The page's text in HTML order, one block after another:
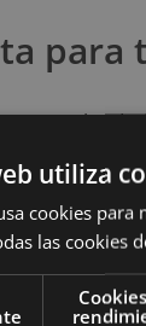
para
un
encontrar lo
de trail
para
la
utiliza
cookies
las cookies